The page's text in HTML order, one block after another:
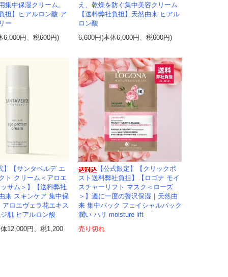
集中保湿クリーム。
担】ヒアルロン酸 ア
ー
6,000円、税600円)
え、乾燥を防ぐ集中美容クリーム
【送料弊社負担】天然由来 ヒアル
ロン酸
6,600円(本体6,000円、税600円)
】【サンタベルデ エ
ト クリーム＜アロエ
サム＞】【送料弊社
来 スキンケア 集中保
アロエヴェラ花エキス
肌 ヒアルロン酸
12,000円、税1,200
【公式限定】【クリックポ
スト送料弊社負担】【ロゴナ モイ
スチャーリフト マスク＜ローズ
＞】週に一度の贅沢保湿｜天然由
来 集中パック フェイシャルパック
潤い ハリ moisture lift
売り切れ